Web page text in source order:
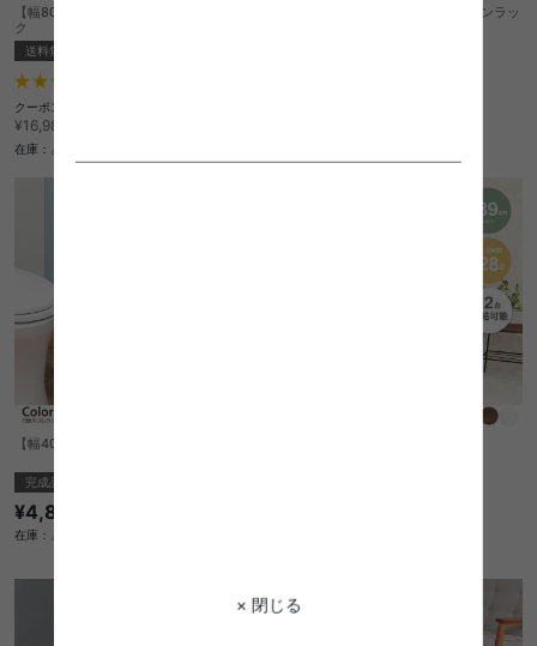
× 閉じる
【幅80cm】Narva 突っ張りマガジンラッ
ク
送料無料
クーポン利用で
¥16,980→
在庫：△
【幅60cm】Narva 突っ張りマガジンラッ
【幅40cm】Colorno 2段スリムラック
完成品
¥4,850
在庫：△